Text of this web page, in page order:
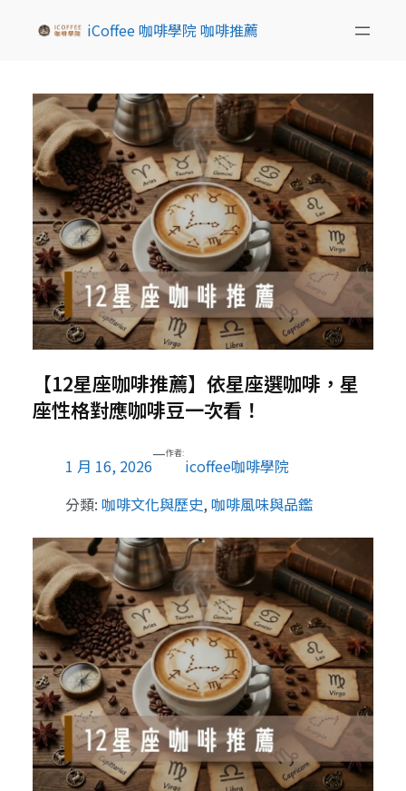
iCoffee 咖啡學院 咖啡推薦
【12星座咖啡推薦】依星座選咖啡，星
座性格對應咖啡豆一次看！
1 月 16, 2026
—作者:
icoffee咖啡學院
分類: 咖啡文化與歷史, 咖啡風味與品鑑